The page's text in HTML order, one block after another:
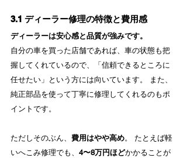
3.1 ディーラー修理の特徴と費用感
ディーラーは安心感と品質が強みです。
自分の車を買った店舗であれば、車の状態も把
握してくれているので、「信頼できるところに
任せたい」という方には向いています。 また、
純正部品を使って丁寧に修理してくれるのもポ
イントです。
ただしそのぶん、 費用はやや高め。 たとえば軽
いへこみ修理でも、 4〜8万円ほどかかることが